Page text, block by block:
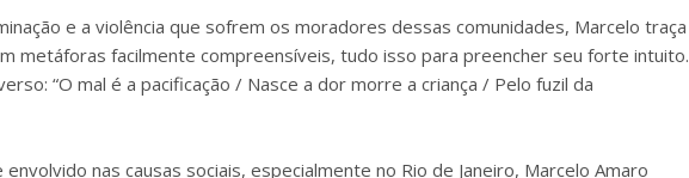
e a violência que sofrem os moradores dessas comunidades, Marcelo traça
metáforas facilmente compreensíveis, tudo isso para preencher seu forte intuito.
“O mal é a pacificação / Nasce a dor morre a criança / Pelo fuzil da
nas causas sociais, especialmente no Rio de Janeiro, Marcelo Amaro